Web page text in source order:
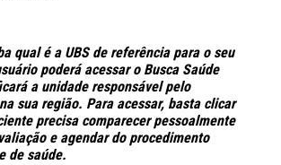
qual é a UBS de referência para o seu
poderá acessar o Busca Saúde
a unidade responsável pelo
sua região. Para acessar, basta clicar
precisa comparecer pessoalmente
e agendar do procedimento
de saúde.